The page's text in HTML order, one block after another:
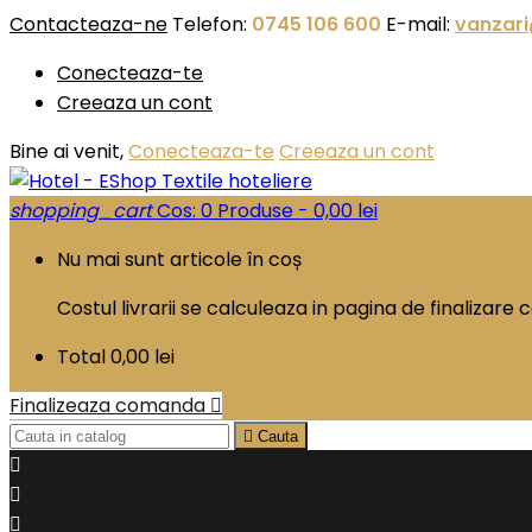
Contacteaza-ne Telefon: 0745 106 600 E-mail:
Conecteaza-te
Creeaza un cont
Bine ai venit,Conecteaza-te Creeaza un cont
shopping_cartCos: 0 Produse - 0,00 lei
Nu mai sunt articole în coș
Costul livrarii se calculeaza in pagina de finalizare
Total0,00 lei
Finalizeaza comanda 
 Cauta


